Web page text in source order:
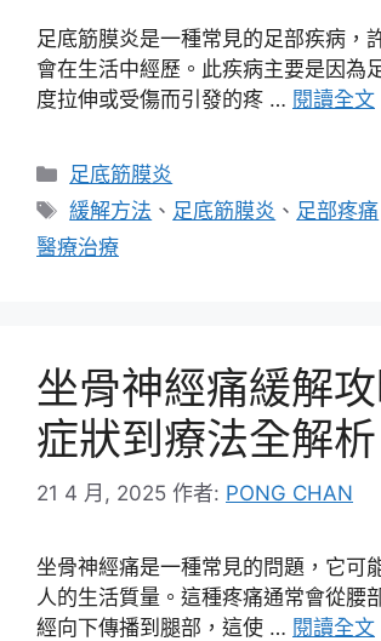
足底筋膜炎是一種常見的足部疾病，
會在生活中經歷。此疾病主要是因為
度拉伸或受傷而引發的疼 … 閱讀全文
分
類
足底筋膜炎
標
籤
緩解方法 、 足底筋膜炎 、 足部疼痛
醫療治療
坐骨神經痛緩解
症狀到療法全解析
21 4 月, 2025 作者: PONG CHAN
坐骨神經痛是一種常見的問題，它可
人的生活質量。這種疼痛通常會從腰
經向下傳播到腿部，這使 … 閱讀全文